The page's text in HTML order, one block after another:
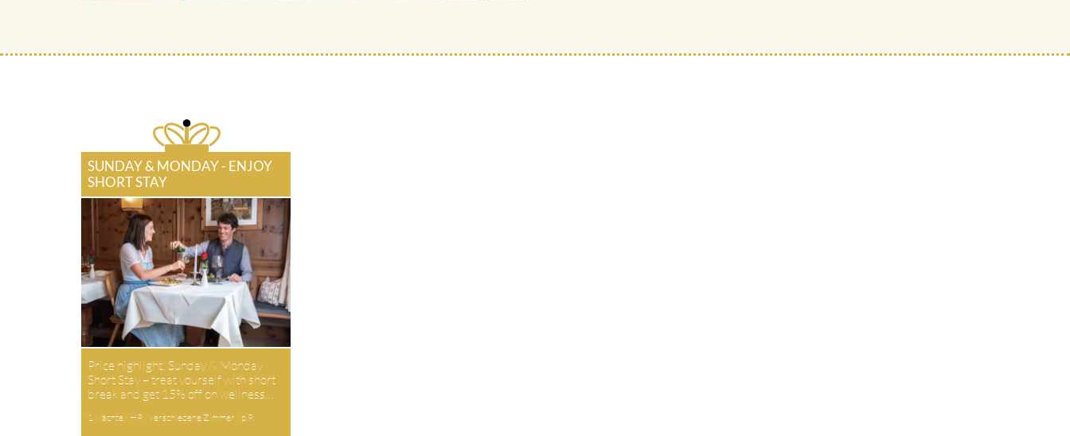
SUNDAY & MONDAY - ENJOY
SHORT STAY
Price highlight: Sunday & Monday
Short Stay – treat yourself with short
break and get 15% off on wellness…
1 Nächte / HP / verschiedene Zimmer / p.P.